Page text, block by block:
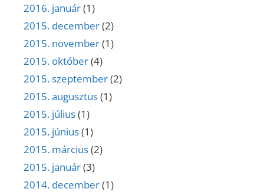
2016. január(1)
2015. december(2)
2015. november(1)
2015. október(4)
2015. szeptember(2)
2015. augusztus(1)
2015. július(1)
2015. június(1)
2015. március(2)
2015. január(3)
2014. december(1)